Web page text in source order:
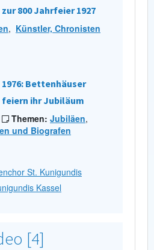
zur 800 Jahrfeier 1927
, Künstler, Chronisten
1976: Bettenhäuser
feiern ihr Jubiläum
Themen: Jubiläen,
und Biografen
St. Kunigundis
Kassel
[4]